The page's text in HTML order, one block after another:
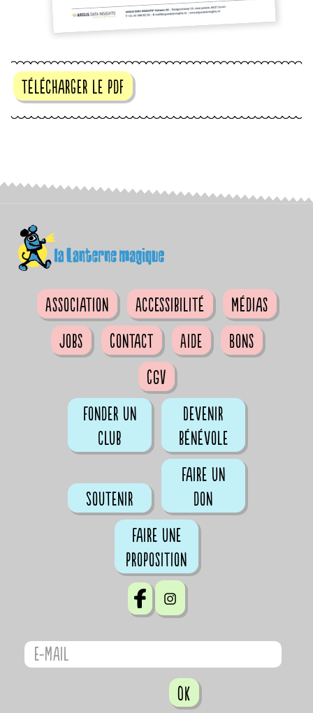
télécharger le pdf
Association Accessibilité
Médias
Jobs
Contact Aide
Bons
CGV
Fonder un
club
Devenir
bénévole
Soutenir
Faire un
don
Faire une
proposition
OK